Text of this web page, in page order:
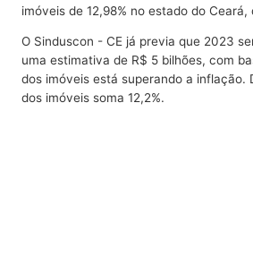
imóveis de 12,98% no estado do
O Sinduscon - CE já previa que 2023
uma estimativa de R$ 5 bilhões, com
dos imóveis está superando a inflação.
dos imóveis soma 12,2%.